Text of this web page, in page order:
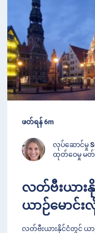
ဖတ်ရန် 6m
လုပ်ဆောင်မှု
ထုတ်ဝေမှု မတ်
လတ်ဗီးယား
ယာဉ်မောင်
လတ်ဗီးယားနိုင်ငံတွင် ယာ